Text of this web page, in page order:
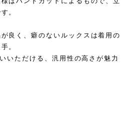
。
良く、癖のないルックスは着用の
。
いただける、汎用性の高さが魅力